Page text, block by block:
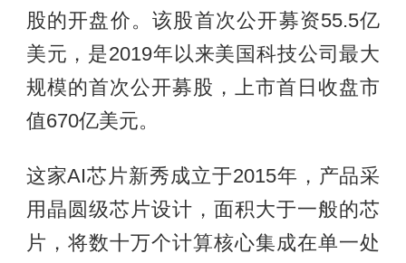
股的开盘价。该股首次公开募资55.5亿
美元，是2019年以来美国科技公司最大
规模的首次公开募股，上市首日收盘市
值670亿美元。
这家AI芯片新秀成立于2015年，产品采
用晶圆级芯片设计，面积大于一般的芯
片，将数十万个计算核心集成在单一处